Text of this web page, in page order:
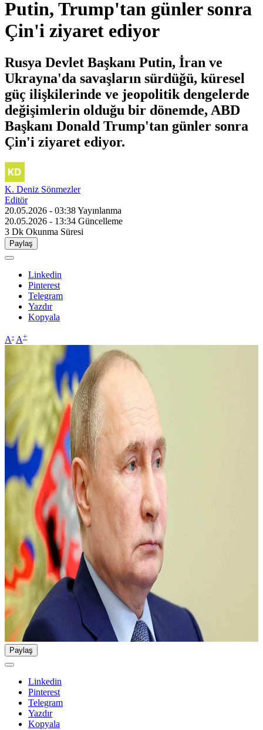
Putin, Trump'tan günler sonra
Çin'i ziyaret ediyor
Rusya Devlet Başkanı Putin, İran ve
Ukrayna'da savaşların sürdüğü, küresel
güç ilişkilerinde ve jeopolitik dengelerde
değişimlerin olduğu bir dönemde, ABD
Başkanı Donald Trump'tan günler sonra
Çin'i ziyaret ediyor.
K. Deniz Sönmezler
Editör
20.05.2026 - 03:38Yayınlanma
20.05.2026 - 13:34 Güncelleme
3 Dk Okunma Süresi
Paylaş
Linkedin
Pinterest
Telegram
Yazdır
Kopyala
A- A+
Paylaş
Linkedin
Pinterest
Telegram
Yazdır
Kopyala